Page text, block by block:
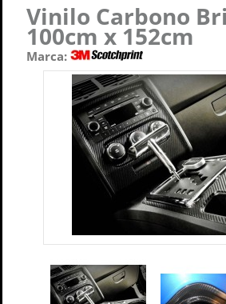
Vinilo Carbono
100cm x 152cm
Marca: